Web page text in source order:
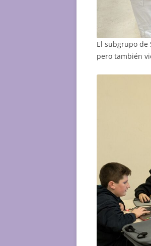
El subgrupo
pero también